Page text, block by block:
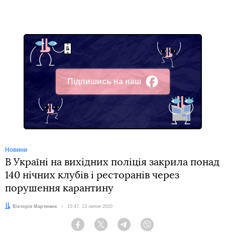
Підпишись на наш
Facebook
Новини
В Україні на вихідних поліція закрила понад
140 нічних клубів і ресторанів через
порушення карантину
Автор:Вікторія Мартинюк Дата:
15:47, 13 липня 2020
Facebook Twitter Telegram